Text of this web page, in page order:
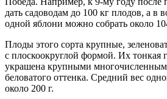
дать садоводам до 100 кг плодов, а в
одной яблони можно собрать около
Плоды этого сорта крупные,
с плоскоокруглой формой. Их тонкая
украшена крупными
беловатого оттенка. Средний вес
около 200 г.